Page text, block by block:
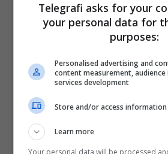
Alba Health
Nga UBT në
së Jugut
UBT
Telegrafi asks for your
your personal data for
purposes:
Personalised advertising and
content measurement, audience
services development
Store and/or access information
Learn more
Your personal data will be processed